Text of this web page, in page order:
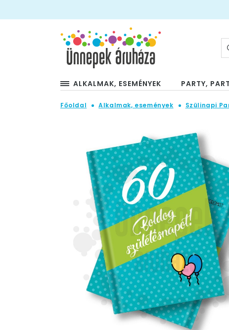
ALKALMAK, ESEMÉNYEK PARTY,
Főoldal Alkalmak, események Szülinapi